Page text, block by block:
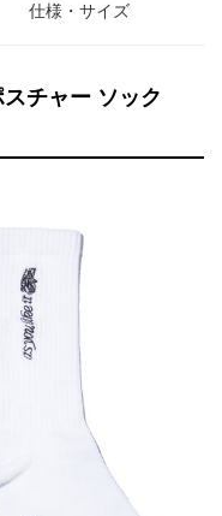
仕様・サイズ
チャー ソック